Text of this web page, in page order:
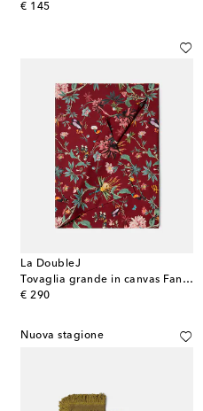
€ 145
original price
La DoubleJ
Tovaglia grande in canvas Fantastic Creatures by Beto Val
€ 290
original price
Nuova stagione